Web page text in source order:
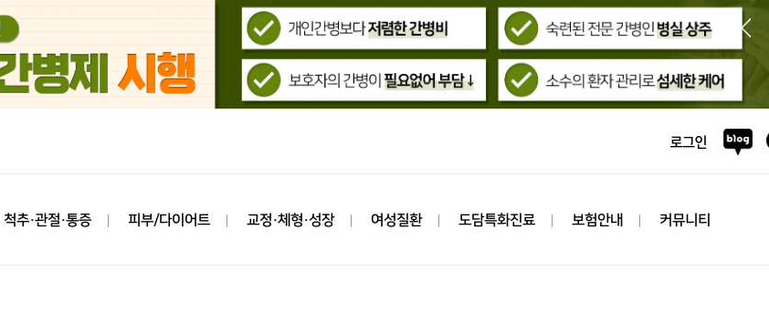
척추·관절·통증 피부/다이어트 교정·체형·성장 여성질환 도담특화진료 보험안내 커뮤니티